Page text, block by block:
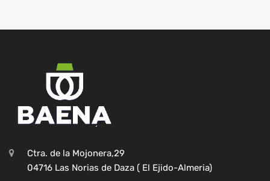
Ctra. de la Mojonera,29
04716 Las Norias de Daza ( El Ejido-Almeria)